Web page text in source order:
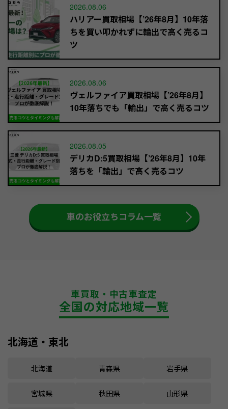
2026.08.06
ハリアー買取相場【’26年8月】10年落
ちを買い叩かれずに輸出で高く売るコ
ツ
2026.08.06
ヴェルファイア買取相場【’26年8月】
10年落ちでも「輸出」で高く売るコツ
2026.08.05
デリカD:5買取相場【’26年8月】10年
落ちを「輸出」で高く売るコツ
車のお役立ちコラム一覧
車買取・中古車査定
全国の対応地域一覧
北海道・東北
北海道 青森県 岩手県
宮城県 秋田県 山形県